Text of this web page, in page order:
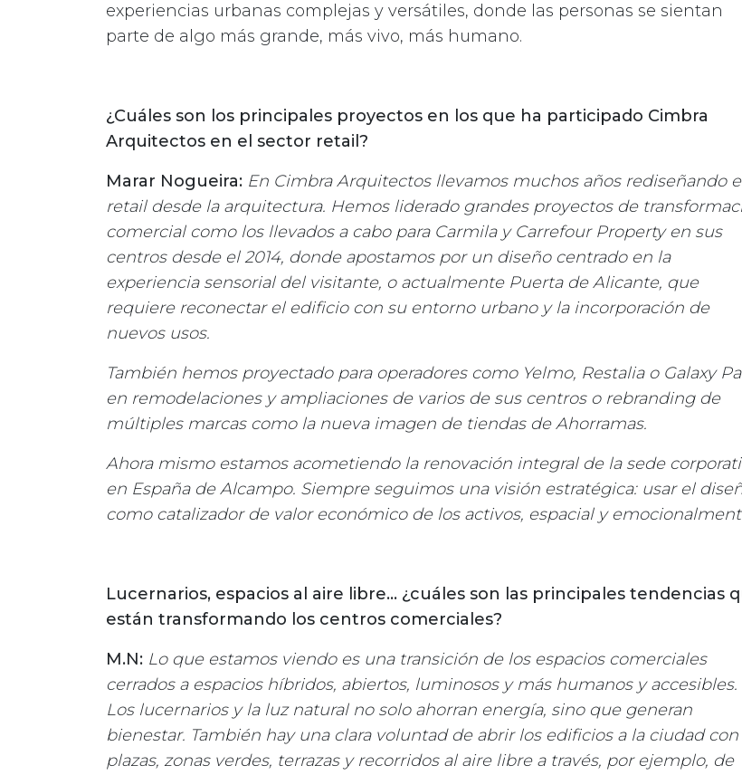
experiencias urbanas complejas y versátiles, donde las personas se sientan
parte de algo más grande, más vivo, más humano.
¿Cuáles son los principales proyectos en los que ha participado Cimbra
Arquitectos en el sector retail?
Marar Nogueira: En Cimbra Arquitectos llevamos muchos años rediseñando
retail desde la arquitectura. Hemos liderado grandes proyectos de
comercial como los llevados a cabo para Carmila y Carrefour Property en sus
centros desde el 2014, donde apostamos por un diseño centrado en la
experiencia sensorial del visitante, o actualmente Puerta de Alicante, que
requiere reconectar el edificio con su entorno urbano y la incorporación de
nuevos usos.
También hemos proyectado para operadores como Yelmo, Restalia o Galaxy
en remodelaciones y ampliaciones de varios de sus centros o rebranding de
múltiples marcas como la nueva imagen de tiendas de Ahorramas.
Ahora mismo estamos acometiendo la renovación integral de la sede
en España de Alcampo. Siempre seguimos una visión estratégica: usar el
como catalizador de valor económico de los activos, espacial y
Lucernarios, espacios al aire libre… ¿cuáles son las principales tendencias
están transformando los centros comerciales?
M.N: Lo que estamos viendo es una transición de los espacios comerciales
cerrados a espacios híbridos, abiertos, luminosos y más humanos y accesibles.
Los lucernarios y la luz natural no solo ahorran energía, sino que generan
bienestar. También hay una clara voluntad de abrir los edificios a la ciudad con
plazas, zonas verdes, terrazas y recorridos al aire libre a través, por ejemplo, de